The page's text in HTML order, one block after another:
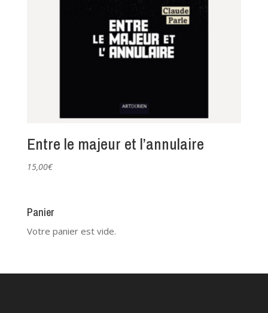
Entre le majeur et l’annulaire
15,00€
Panier
Votre panier est vide.